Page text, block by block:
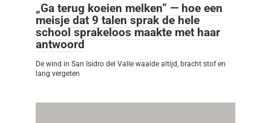
„Ga terug koeien melken“ — hoe een
meisje dat 9 talen sprak de hele
school sprakeloos maakte met haar
antwoord
De wind in San Isidro del Valle waaide altijd, bracht stof en
lang vergeten